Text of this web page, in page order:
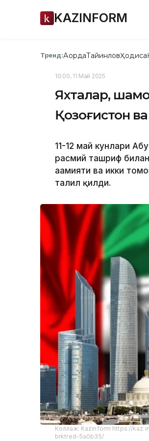
KAZINFORM
Тренд:АқордаТайинловҲодиса
10:00, 11 Май 2025
Яхталар,
Қозоғистон
11-12 май кунлари
расмий ташриф
аҳамияти ва икки
таҳлил қилди.
Коллаж: Kazinform https://
brktred-5a0b35/